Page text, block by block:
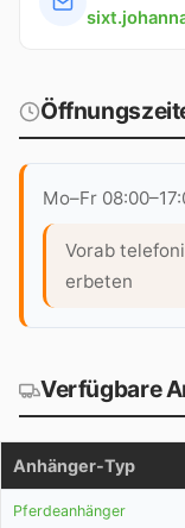
Mo–Fr
Vorab
erbeten
Verfügbare
Anhänger-Typ
Pferdeanhänger